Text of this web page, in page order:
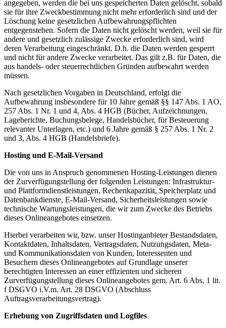
angegeben, werden die bei uns gespeicherten Daten gelöscht, sobald
sie für ihre Zweckbestimmung nicht mehr erforderlich sind und der
Löschung keine gesetzlichen Aufbewahrungspflichten
entgegenstehen. Sofern die Daten nicht gelöscht werden, weil sie für
andere und gesetzlich zulässige Zwecke erforderlich sind, wird
deren Verarbeitung eingeschränkt. D.h. die Daten werden gesperrt
und nicht für andere Zwecke verarbeitet. Das gilt z.B. für Daten, die
aus handels- oder steuerrechtlichen Gründen aufbewahrt werden
müssen.
Nach gesetzlichen Vorgaben in Deutschland, erfolgt die
Aufbewahrung insbesondere für 10 Jahre gemäß §§ 147 Abs. 1 AO,
257 Abs. 1 Nr. 1 und 4, Abs. 4 HGB (Bücher, Aufzeichnungen,
Lageberichte, Buchungsbelege, Handelsbücher, für Besteuerung
relevanter Unterlagen, etc.) und 6 Jahre gemäß § 257 Abs. 1 Nr. 2
und 3, Abs. 4 HGB (Handelsbriefe).
Hosting und E-Mail-Versand
Die von uns in Anspruch genommenen Hosting-Leistungen dienen
der Zurverfügungstellung der folgenden Leistungen: Infrastruktur-
und Plattformdienstleistungen, Rechenkapazität, Speicherplatz und
Datenbankdienste, E-Mail-Versand, Sicherheitsleistungen sowie
technische Wartungsleistungen, die wir zum Zwecke des Betriebs
dieses Onlineangebotes einsetzen.
Hierbei verarbeiten wir, bzw. unser Hostinganbieter Bestandsdaten,
Kontaktdaten, Inhaltsdaten, Vertragsdaten, Nutzungsdaten, Meta-
und Kommunikationsdaten von Kunden, Interessenten und
Besuchern dieses Onlineangebotes auf Grundlage unserer
berechtigten Interessen an einer effizienten und sicheren
Zurverfügungstellung dieses Onlineangebotes gem. Art. 6 Abs. 1 lit.
f DSGVO i.V.m. Art. 28 DSGVO (Abschluss
Auftragsverarbeitungsvertrag).
Erhebung von Zugriffsdaten und Logfiles